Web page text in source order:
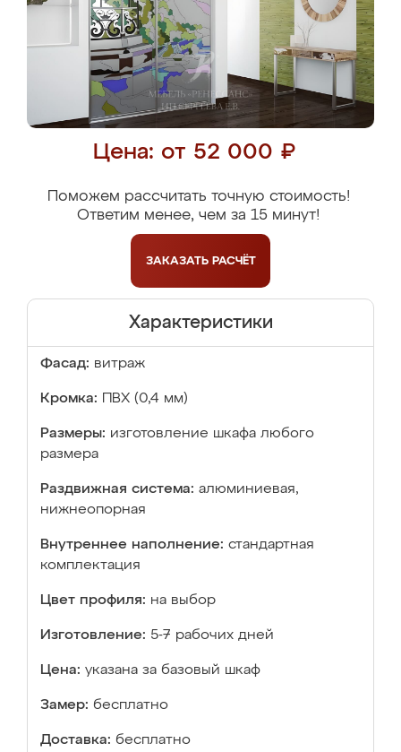
Цена: от 52 000 ₽
Поможем рассчитать точную стоимость!
Ответим менее, чем за 15 минут!
ЗАКАЗАТЬ РАСЧЁТ
Характеристики
Фасад: витраж
Кромка: ПВХ (0,4 мм)
Размеры: изготовление шкафа любого
размера
Раздвижная система: алюминиевая,
нижнеопорная
Внутреннее наполнение: стандартная
комплектация
Цвет профиля: на выбор
Изготовление: 5-7 рабочих дней
Цена: указана за базовый шкаф
Замер: бесплатно
Доставка: бесплатно